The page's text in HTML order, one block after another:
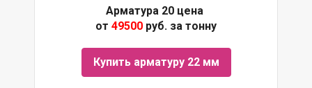
Арматура 20 цена
от 49500 руб. за тонну
Купить арматуру 22 мм